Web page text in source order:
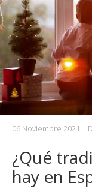
06 Noviembre 2021
¿Qué
hay en